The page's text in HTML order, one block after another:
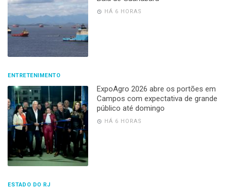
HÁ 6 HORAS
ENTRETENIMENTO
ExpoAgro 2026 abre os portões em
Campos com expectativa de grande
público até domingo
HÁ 6 HORAS
ESTADO DO RJ